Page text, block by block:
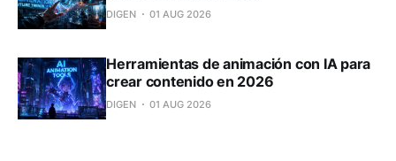
DIGEN 01 AUG 2026
Herramientas de animación con IA para
crear contenido en 2026
DIGEN 01 AUG 2026